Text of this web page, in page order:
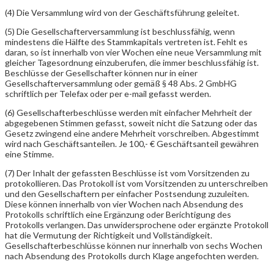
(4) Die Versammlung wird von der Geschäftsführung geleitet.
(5) Die Gesellschafterversammlung ist beschlussfähig, wenn
mindestens die Hälfte des Stammkapitals vertreten ist. Fehlt es
daran, so ist innerhalb von vier Wochen eine neue Versammlung mit
gleicher Tagesordnung einzuberufen, die immer beschlussfähig ist.
Beschlüsse der Gesellschafter können nur in einer
Gesellschafterversammlung oder gemäß § 48 Abs. 2 GmbHG
schriftlich per Telefax oder per e-mail gefasst werden.
(6) Gesellschafterbeschlüsse werden mit einfacher Mehrheit der
abgegebenen Stimmen gefasst, soweit nicht die Satzung oder das
Gesetz zwingend eine andere Mehrheit vorschreiben. Abgestimmt
wird nach Geschäftsanteilen. Je 100,- € Geschäftsanteil gewähren
eine Stimme.
(7) Der Inhalt der gefassten Beschlüsse ist vom Vorsitzenden zu
protokollieren. Das Protokoll ist vom Vorsitzenden zu unterschreiben
und den Gesellschaftern per einfacher Postsendung zuzuleiten.
Diese können innerhalb von vier Wochen nach Absendung des
Protokolls schriftlich eine Ergänzung oder Berichtigung des
Protokolls verlangen. Das unwidersprochene oder ergänzte Protokoll
hat die Vermutung der Richtigkeit und Vollständigkeit.
Gesellschafterbeschlüsse können nur innerhalb von sechs Wochen
nach Absendung des Protokolls durch Klage angefochten werden.